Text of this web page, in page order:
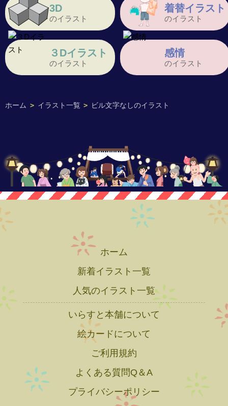
ホーム > イラスト一覧 > ビル文字なしのイラスト
3D
のイラスト
着替イラスト
のイラスト
３Dイラスト
のイラスト
感情
のイラスト
ホーム
新着イラスト一覧
人気のイラスト一覧
いらすと本舗について
絵カードについて
ご利用規約
よくある質問Q＆A
プライバシーポリシー